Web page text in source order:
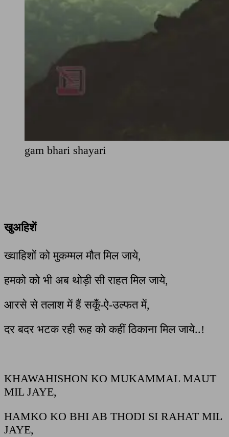
gam bhari shayari
खुअहिशें
ख्वाहिशों को मुकम्मल मौत मिल जाये,
हमको को भी अब थोड़ी सी राहत मिल जाये,
आरसे से तलाश में हैं सकूँ-ऐ-उल्फत में,
दर बदर भटक रही रूह को कहीं ठिकाना मिल जाये..!
KHAWAHISHON KO MUKAMMAL MAUT
MIL JAYE,
HAMKO KO BHI AB THODI SI RAHAT MIL
JAYE,